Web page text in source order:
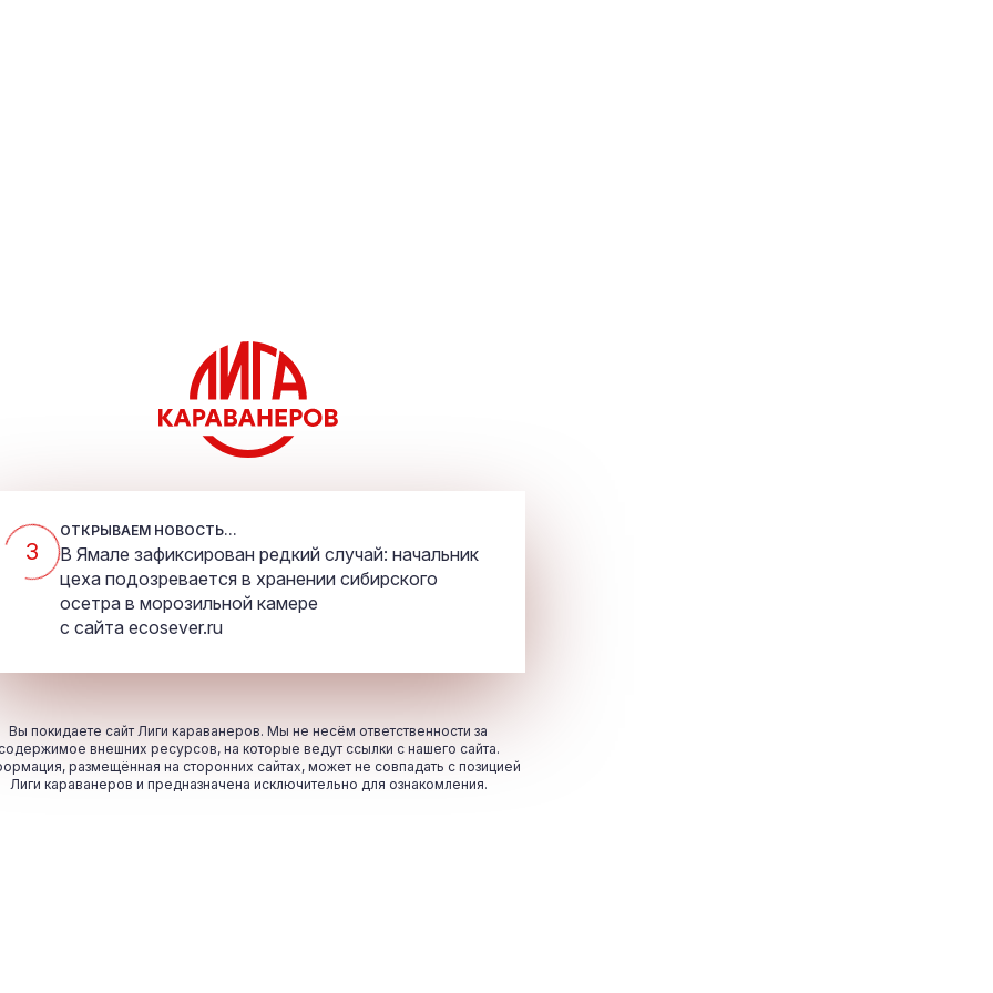
3
ОТКРЫВАЕМ НОВОСТЬ...
В Ямале зафиксирован редкий случай: начальник
цеха подозревается в хранении сибирского
осетра в морозильной камере
с сайта ecosever.ru
Вы покидаете сайт Лиги караванеров. Мы не несём ответственности за
внешних ресурсов, на которые ведут ссылки с нашего сайта.
размещённая на сторонних сайтах, может не совпадать с позицией
Лиги караванеров и предназначена исключительно для ознакомления.